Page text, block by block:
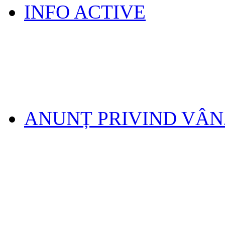
INFO ACTIVE
ANUNȚ PRIVIND